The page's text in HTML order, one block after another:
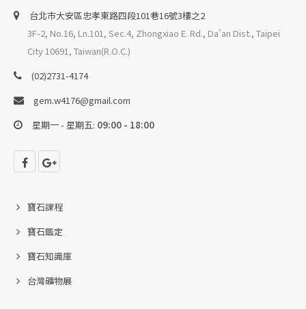
台北巿大安區忠孝東路四段101巷16號3樓之2
3F-2, No.16, Ln.101, Sec.4, Zhongxiao E. Rd., Da'an Dist., Taipei
City 10691, Taiwan(R.O.C.)
(02)2731-4174
gem.w4176@gmail.com
星期一 - 星期五: 09:00 - 18:00
寶石課程
寶石鑑定
寶石知識庫
台灣礦物展